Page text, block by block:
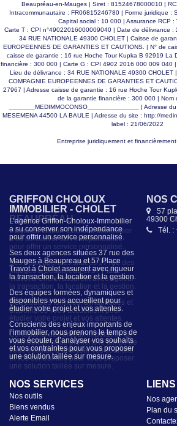
Beaupréau-en-Mauges | Siret : 81524678000010 |
Intracommunautaire : FR06815246780 | Forme juridique :
Capital social : 10 000 | Assurance RCP :
Carte T : CPI n°49022016000009040 | Date de délivrance :
34 RUE NATIONALE 49300 CHOLET | Caisse de
EUROPEENNES DE GARANTIES ET CAUTIONS. | N° de
caisse de garantie : 16 rue Hoche Tour Kupka B 92919 La
financière : 300 000 | Carte G : CPI 4902 2016 000 009 040 |
Lieu de délivrance : 34 RUE NATIONALE 49300 CHOLET
COMPAGNIE EUROPEENNES DE GARANTIES ET
27967 | Adresse caisse de garantie : 16 rue Hoche Tour
de la garantie financière : 300 000 | Nom
_______MEDIMMOCONSO______________ | Adresse
MESEMENA 44500 LA BAULE | Adresse du site : http://
label : 21/06/2022
Entreprise juridiquement et
GRIFFON CHOLOUX
IMMOBILIER - CHOLET
L’agence Griffon-Choloux-Immobilier
a su conserver son indépendance
pour offrir un service personnalisé.
Ses deux agences situées 37 rue des
Mauges à Beaupreau et 57 Place
Travot à Cholet assurent avec rigueur
la transaction, la location et la gestion.
Des équipes formées, dynamiques et
disponibles vous accueillent pour
étudier votre projet et vos attentes.
Conscients des enjeux importants de
l’immobilier, nous prenons le temps de
vous écouter, d’analyser vos souhaits
et vos contraintes pour vous proposer
une solution taillée sur mesure.
NOS
57
49300
Tél. :
NOS SERVICES
Nos outils
Biens vendus
Alerte Email
Nos
Plan du